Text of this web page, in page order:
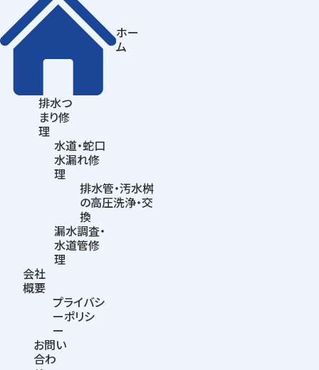
ホー
ム
排水つ
まり修
理
水道・蛇口
水漏れ修
理
排水管・汚水桝
の高圧洗浄・交
換
漏水調査・
水道管修
理
会社
概要
プライバシ
ーポリシ
ー
お問い
合わ